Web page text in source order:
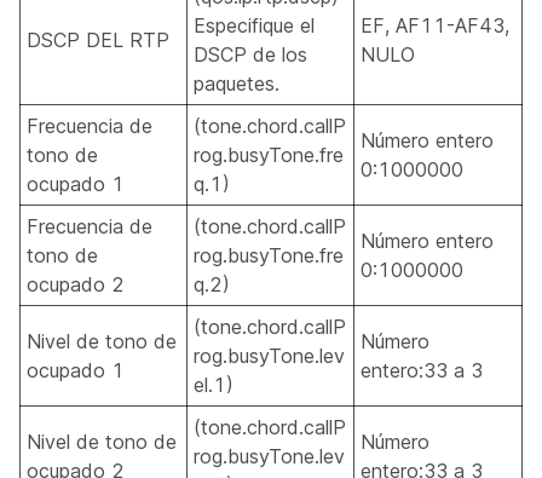
DSCP DEL RTP
Especifique el
DSCP de los
paquetes.
EF, AF11-AF43,
NULO
Frecuencia de
tono de
ocupado 1
(tone.chord.callP
rog.busyTone.fre
q.1)
Número entero
0:1000000
Frecuencia de
tono de
ocupado 2
(tone.chord.callP
rog.busyTone.fre
q.2)
Número entero
0:1000000
Nivel de tono de
ocupado 1
(tone.chord.callP
rog.busyTone.lev
el.1)
Número
entero:33 a 3
Nivel de tono de
ocupado 2
(tone.chord.callP
rog.busyTone.lev
Número
entero:33 a 3